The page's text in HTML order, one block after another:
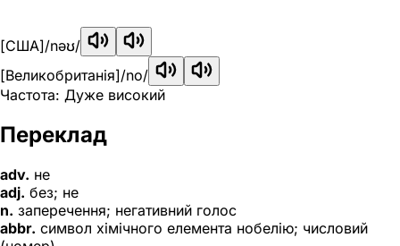
[США]/nəʊ/
[Великобританія]/no/
Частота: Дуже високий
Переклад
adv. не
adj. без; не
n. заперечення; негативний голос
abbr. символ хімічного елемента нобелію; числовий